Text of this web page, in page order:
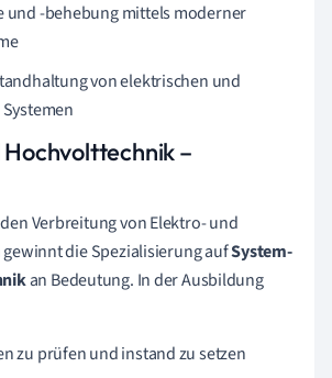
und -behebung mittels moderner
von elektrischen und
–
Verbreitung von Elektro- und
die Spezialisierung aufSystem-
an Bedeutung. In der Ausbildung
zu prüfen und instand zu setzen